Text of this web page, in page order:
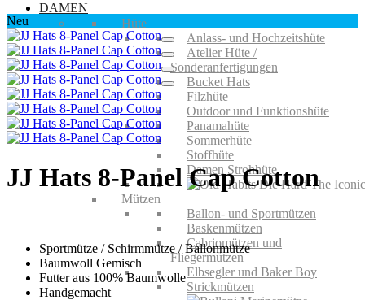
DAMEN
Hüte
Anlass- und Hochzeitshüte
Atelier Hüte /
Sonderanfertigungen
Bucket Hats
Filzhüte
Outdoor und Funktionshüte
Panamahüte
Sommerhüte
Stoffhüte
Damen Strohhüte
Mützen
Ballon- und Sportmützen
Baskenmützen
Cabriomützen und
Fliegermützen
Elbsegler und Baker Boy
Strickmützen
Neu
JJ Hats 8-Panel Cap Cotton
Sportmütze / Schirmmütze / Ballonmütze
Baumwoll Gemisch
Futter aus 100% Baumwolle
Handgemacht